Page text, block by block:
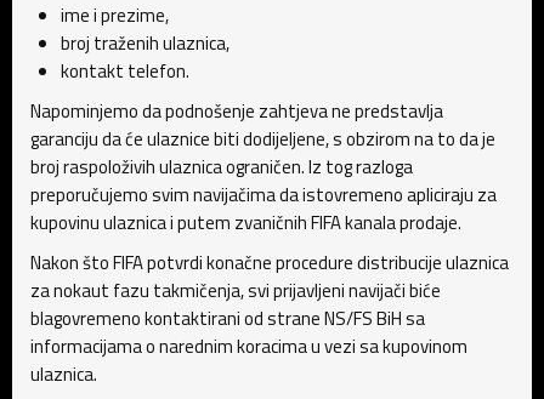
ime i prezime,
broj traženih ulaznica,
kontakt telefon.
Napominjemo da podnošenje zahtjeva ne predstavlja
garanciju da će ulaznice biti dodijeljene, s obzirom na to da je
broj raspoloživih ulaznica ograničen. Iz tog razloga
preporučujemo svim navijačima da istovremeno apliciraju za
kupovinu ulaznica i putem zvaničnih FIFA kanala prodaje.
Nakon što FIFA potvrdi konačne procedure distribucije ulaznica
za nokaut fazu takmičenja, svi prijavljeni navijači biće
blagovremeno kontaktirani od strane NS/FS BiH sa
informacijama o narednim koracima u vezi sa kupovinom
ulaznica.